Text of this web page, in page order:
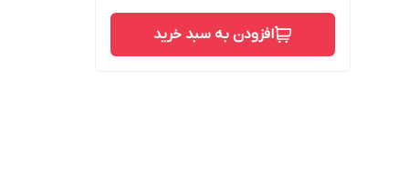
افزودن به سبد خرید